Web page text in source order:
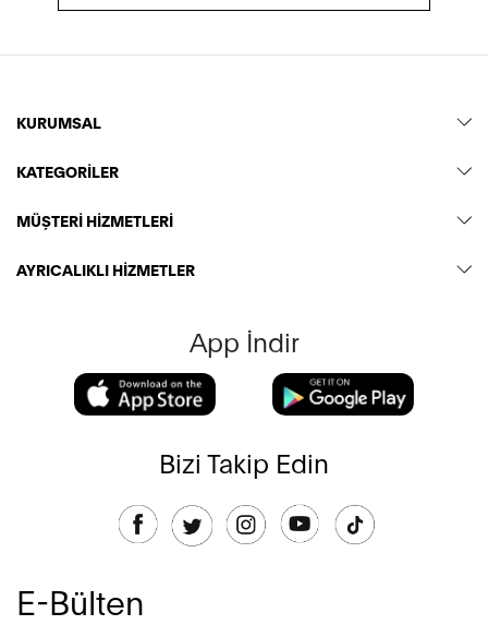
KURUMSAL
KATEGORİLER
MÜŞTERİ HİZMETLERİ
AYRICALIKLI HİZMETLER
App İndir
Bizi Takip Edin
E-Bülten